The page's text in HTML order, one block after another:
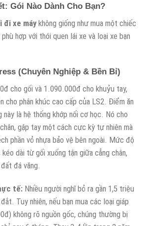
Gói Nào Dành Cho Bạn?
đi xe máykhông giống như mua một chiếc
hợp với thói quen lái xe và loại xe bạn
(Chuyên Nghiệp & Bền Bỉ)
cho gối và 1.090.000đ cho khuỷu tay,
cho phân khúc cao cấp của LS2. Điểm ăn
này là hệ thống khớp nối cơ học. Nó cho
gập tay một cách cực kỳ tự nhiên mà
phần vỏ nhựa bảo vệ bên ngoài. Mức độ
dài từ gối xuống tận giữa cẳng chân,
đá văng.
tế: Nhiều người nghĩ bỏ ra gần 1,5 triệu
Tuy nhiên, nếu bạn mua các loại giáp
không rõ nguồn gốc, chúng thường bị